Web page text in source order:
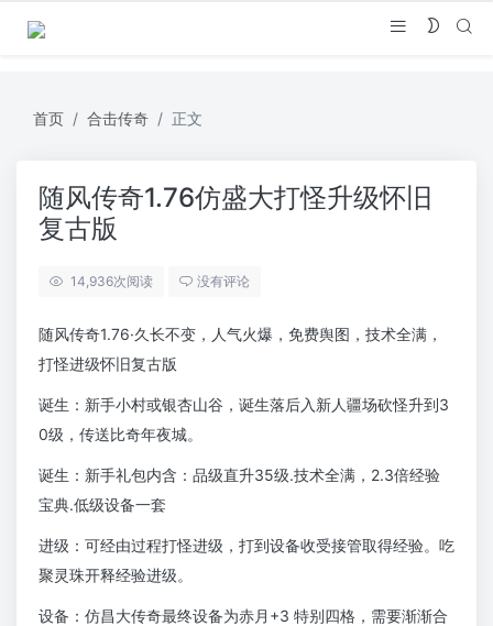
首页 合击传奇 正文
随风传奇1.76仿盛大打怪升级怀旧
复古版
14,936次阅读 没有评论
随风传奇1.76·久长不变，人气火爆，免费舆图，技术全满，
打怪进级怀旧复古版
诞生：新手小村或银杏山谷，诞生落后入新人疆场砍怪升到3
0级，传送比奇年夜城。
诞生：新手礼包内含：品级直升35级.技术全满，2.3倍经验
宝典.低级设备一套
进级：可经由过程打怪进级，打到设备收受接管取得经验。吃
聚灵珠开释经验进级。
设备：仿昌大传奇最终设备为赤月+3 特别四格，需要渐渐合